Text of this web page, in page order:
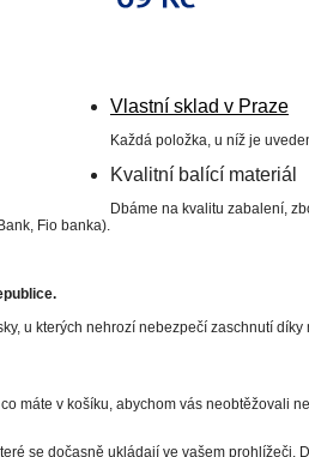
Fio banka).
Vlastní sklad v Praze
Každá položka, u níž je
Kvalitní balící materiál
Dbáme na kvalitu zabalení,
u kterých nehrozí nebezpečí zaschnutí
máte v košíku, abychom vás neobtěžovali
se dočasně ukládají ve vašem prohlížeči.